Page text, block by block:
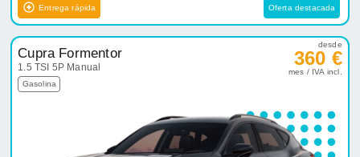
Entrega rápida Oferta destacada
Cupra Formentor
1.5 TSI 5P Manual
Gasolina
desde
360 €
mes / IVA incl.